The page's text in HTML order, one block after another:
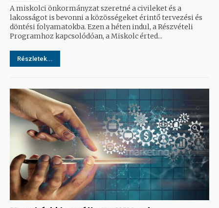
A miskolci önkormányzat szeretné a civileket és a
lakosságot is bevonni a közösségeket érintő tervezési és
döntési folyamatokba. Ezen a héten indul, a Részvételi
Programhoz kapcsolódóan, a Miskolc érted...
Részletek...